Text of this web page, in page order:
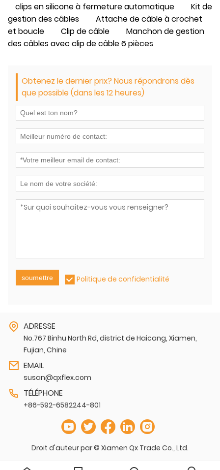
clips en silicone à fermeture automatique
Kit de
gestion des câbles
Attache de câble à crochet
et boucle
Clip de câble
Manchon de gestion
des câbles avec clip de câble 6 pièces
Obtenez le dernier prix? Nous répondrons dès
que possible (dans les 12 heures)
soumettre Politique de confidentialité
ADRESSE
No.767 Binhu North Rd, district de Haicang, Xiamen,
Fujian, Chine
EMAIL
susan@qxflex.com
TÉLÉPHONE
+86-592-6582244-801
Droit d'auteur par © Xiamen Qx Trade Co., Ltd.